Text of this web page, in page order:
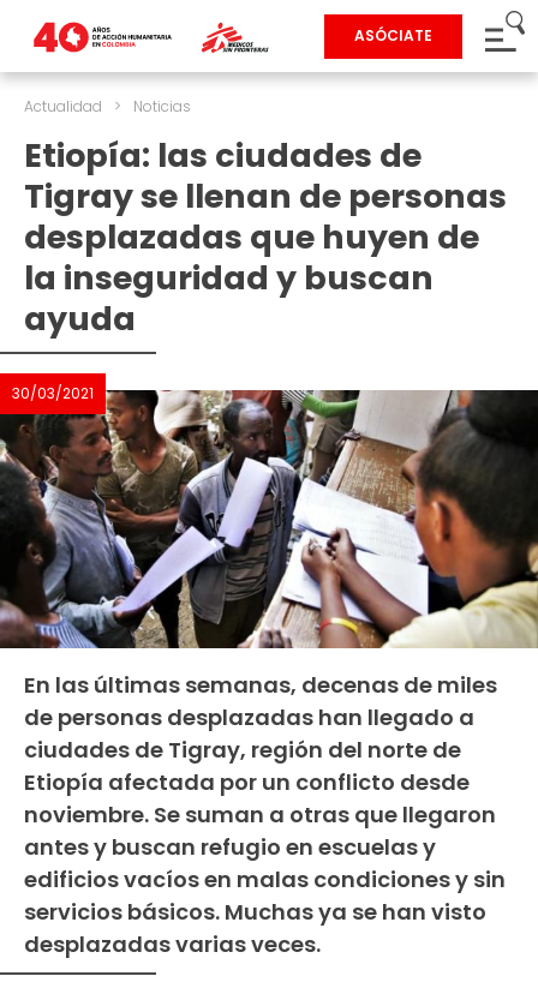
ASÓCIATE
Actualidad > Noticias
Etiopía: las ciudades de
Tigray se llenan de personas
desplazadas que huyen de
la inseguridad y buscan
ayuda
30/03/2021
En las últimas semanas, decenas de miles
de personas desplazadas han llegado a
ciudades de Tigray, región del norte de
Etiopía afectada por un conflicto desde
noviembre. Se suman a otras que llegaron
antes y buscan refugio en escuelas y
edificios vacíos en malas condiciones y sin
servicios básicos. Muchas ya se han visto
desplazadas varias veces.